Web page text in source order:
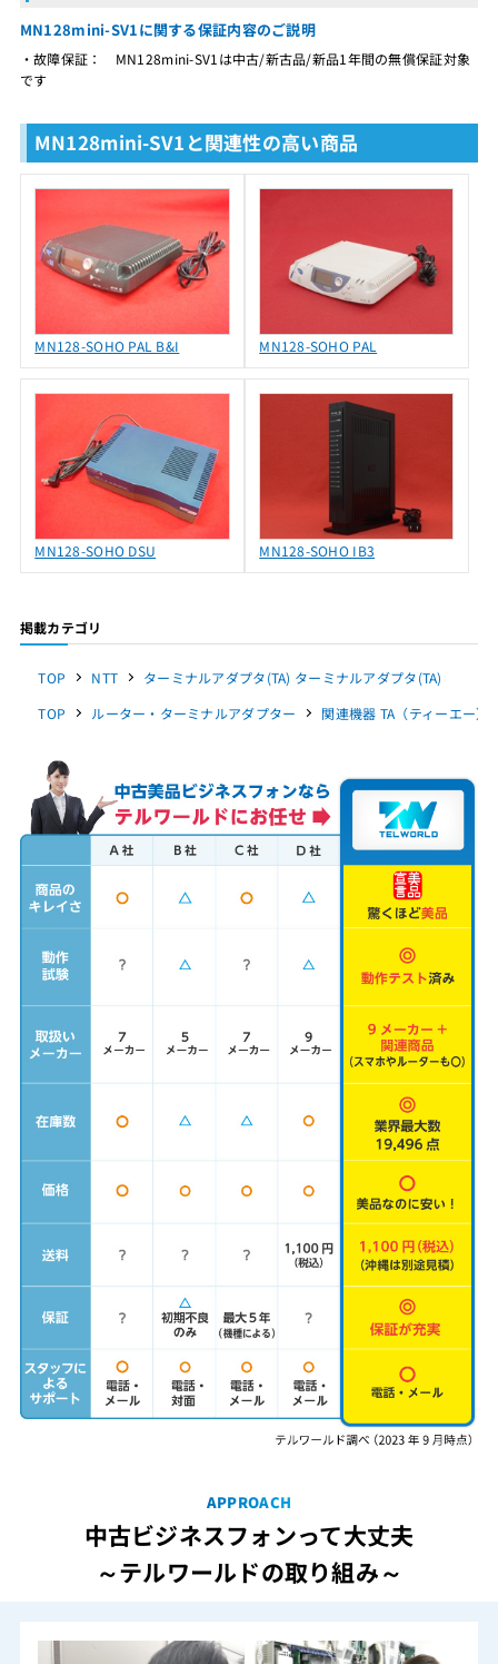
MN128mini-SV1に関する保証内容のご説明
・故障保証： MN128mini-SV1は中古/新古品/新品1年間の無償保証対象
です
MN128mini-SV1と関連性の高い商品
MN128-SOHO PAL B&I MN128-SOHO PAL
MN128-SOHO DSU MN128-SOHO IB3
掲載カテゴリ
TOP NTT
ターミナルアダプタ(TA) ターミナルアダプタ(TA)
TOP
ルーター・ターミナルアダプター 関連機器 TA（ティーエー）
APPROACH
中古ビジネスフォンって大丈夫
～テルワールドの取り組み～